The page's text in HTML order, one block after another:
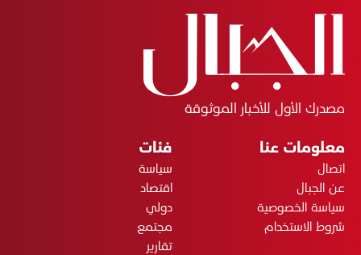
مصدرك الأول للأخبار الموثوقة
معلومات عنا
اتصال
عن الجبال
سياسة الخصوصية
شروط الاستخدام
فئات
سياسة
اقتصاد
دولي
مجتمع
تقارير